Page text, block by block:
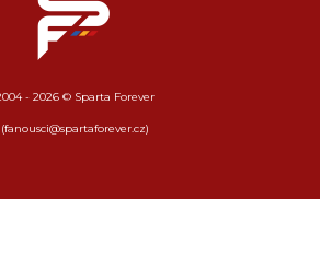
- 2026 © Sparta Forever
(fanousci@spartaforever.cz)